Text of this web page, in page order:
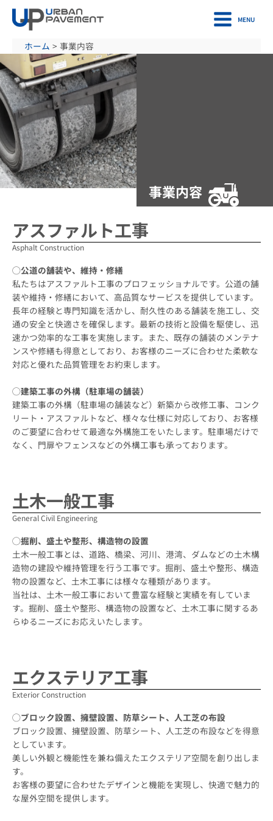
キ
ッ
プ
MENU
ホーム 事業内容
事業内容
アスファルト工事
Asphalt Construction
◯公道の舗装や、維持・修繕
私たちはアスファルト工事のプロフェッショナルです。公道の舗
装や維持・修繕において、高品質なサービスを提供しています。
長年の経験と専門知識を活かし、耐久性のある舗装を施工し、交
通の安全と快適さを確保します。最新の技術と設備を駆使し、迅
速かつ効率的な工事を実施します。また、既存の舗装のメンテナ
ンスや修繕も得意としており、お客様のニーズに合わせた柔軟な
対応と優れた品質管理をお約束します。
◯建築工事の外構（駐車場の舗装）
建築工事の外構（駐車場の舗装など）新築から改修工事、コンク
リート・アスファルトなど、様々な仕様に対応しており、お客様
のご要望に合わせて最適な外構施工をいたします。駐車場だけで
なく、門扉やフェンスなどの外構工事も承っております。
土木一般工事
General Civil Engineering
◯掘削、盛土や整形、構造物の設置
土木一般工事とは、道路、橋梁、河川、港湾、ダムなどの土木構
造物の建設や維持管理を行う工事です。掘削、盛土や整形、構造
物の設置など、土木工事には様々な種類があります。
当社は、土木一般工事において豊富な経験と実績を有していま
す。掘削、盛土や整形、構造物の設置など、土木工事に関するあ
らゆるニーズにお応えいたします。
エクステリア工事
Exterior Construction
◯ブロック設置、擁壁設置、防草シート、人工芝の布設
ブロック設置、擁壁設置、防草シート、人工芝の布設などを得意
としています。
美しい外観と機能性を兼ね備えたエクステリア空間を創り出しま
す。
お客様の要望に合わせたデザインと機能を実現し、快適で魅力的
な屋外空間を提供します。